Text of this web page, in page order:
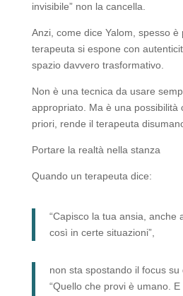
invisibile” non la cancella.
Anzi, come dice Yalom, spesso
terapeuta si espone con
spazio davvero trasformativo.
Non è una tecnica da usare
appropriato. Ma è una possibilità
priori, rende il terapeuta
Portare la realtà nella stanza
Quando un terapeuta dice:
“Capisco la tua ansia, anche
così in certe situazioni”,
non sta spostando il focus su
“Quello che provi è umano.